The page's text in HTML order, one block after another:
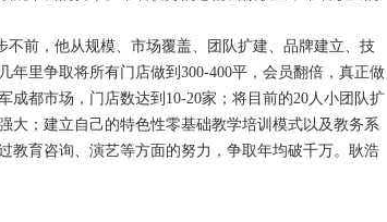
前，他从规模、市场覆盖、团队扩建、品牌建立、技
里争取将所有门店做到300-400平，会员翻倍，真正做
都市场，门店数达到10-20家；将目前的20人小团队扩
大；建立自己的特色性零基础教学培训模式以及教务系
教育咨询、演艺等方面的努力，争取年均破千万。耿浩